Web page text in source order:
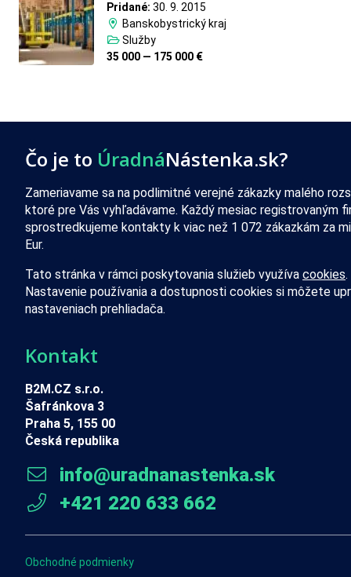
Pridané: 30. 9. 2015
Banskobystrický kraj
Služby
35 000 — 175 000 €
Čo je to ÚradnáNástenka.sk?
Zameriavame sa na podlimitné verejné zákazky malého
ktoré pre Vás vyhľadávame. Každý mesiac registrovaným
sprostredkujeme kontakty k viac než 1 072 zákazkám za
Eur.
Tato stránka v rámci poskytovania služieb využíva cookies.
Nastavenie používania a dostupnosti cookies si môžete
nastaveniach prehliadača.
Kontakt
B2M.CZ s.r.o.
Šafránkova 3
Praha 5, 155 00
Česká republika
info@uradnanastenka.sk
+421 220 633 662
Obchodné podmienky